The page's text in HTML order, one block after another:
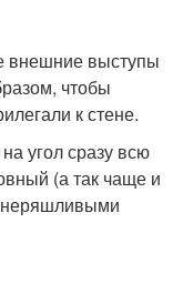
внешние выступы
чтобы
к стене.
угол сразу всю
(а так чаще и
неряшливыми